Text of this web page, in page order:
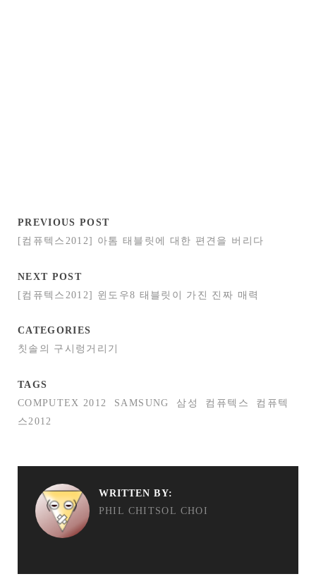
PREVIOUS POST
[컴퓨텍스2012] 아톰 태블릿에 대한 편견을 버리다
NEXT POST
[컴퓨텍스2012] 윈도우8 태블릿이 가진 진짜 매력
CATEGORIES
칫솔의 구시렁거리기
TAGS
COMPUTEX 2012
SAMSUNG 삼성 컴퓨텍스
컴퓨텍
스2012
WRITTEN BY:
PHIL CHITSOL CHOI